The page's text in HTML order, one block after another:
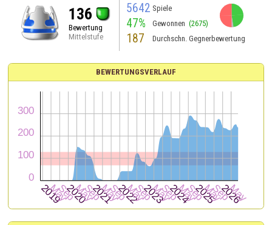
136
Bewertung
Mittelstufe
5642 Spiele
47% Gewonnen (2675)
187 Durchschn. Gegnerbewertung
BEWERTUNGSVERLAUF